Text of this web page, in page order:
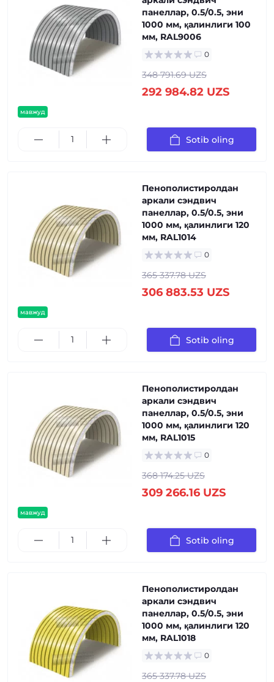
мавжуд
панеллар, 0.5/0.5, эни
1000 мм, қалинлиги 100
мм, RAL9006
0
348 791.69 UZS
292 984.82 UZS
Sotib oling
мавжуд
Пенополистиролдан
аркали сэндвич
панеллар, 0.5/0.5, эни
1000 мм, қалинлиги 120
мм, RAL1014
0
365 337.78 UZS
306 883.53 UZS
Sotib oling
мавжуд
Пенополистиролдан
аркали сэндвич
панеллар, 0.5/0.5, эни
1000 мм, қалинлиги 120
мм, RAL1015
0
368 174.25 UZS
309 266.16 UZS
Sotib oling
Пенополистиролдан
аркали сэндвич
панеллар, 0.5/0.5, эни
1000 мм, қалинлиги 120
мм, RAL1018
0
365 337.78 UZS